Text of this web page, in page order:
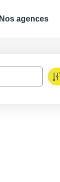
Nos agences